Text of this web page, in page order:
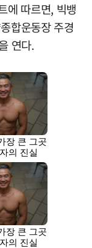
에 따르면, 빅뱅
합운동장 주경
연다.